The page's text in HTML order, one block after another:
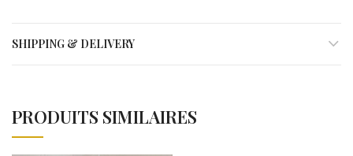
SHIPPING & DELIVERY
PRODUITS SIMILAIRES